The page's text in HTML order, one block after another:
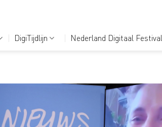
DigiTijdlijn Nederland Digitaal Festival